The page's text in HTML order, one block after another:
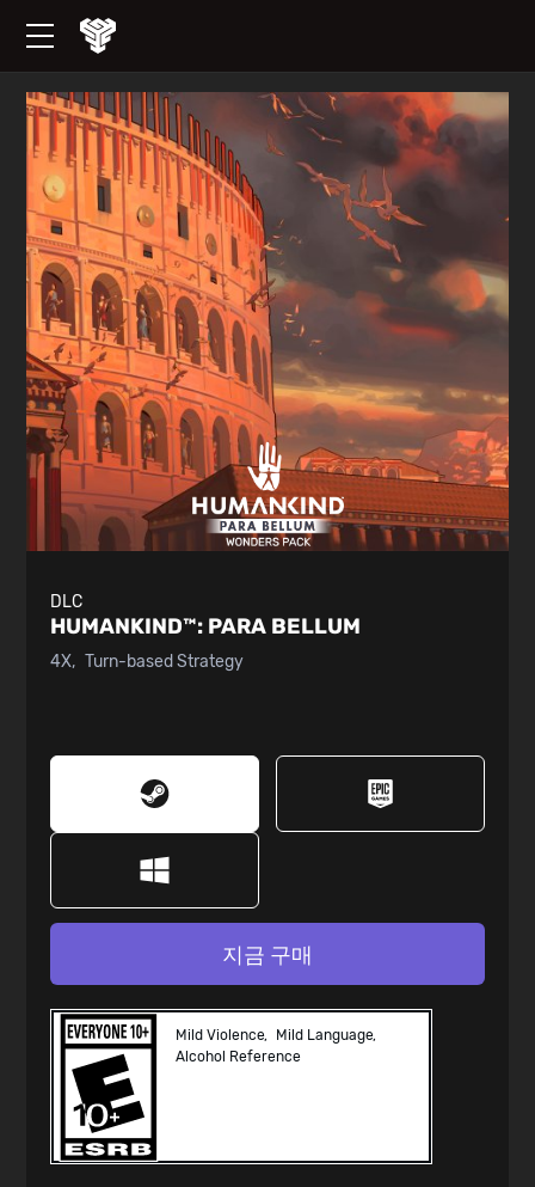
DLC
HUMANKIND™: PARA BELLUM
4X Turn-based Strategy
지금 구매
Mild Violence
Mild Language
Alcohol Reference